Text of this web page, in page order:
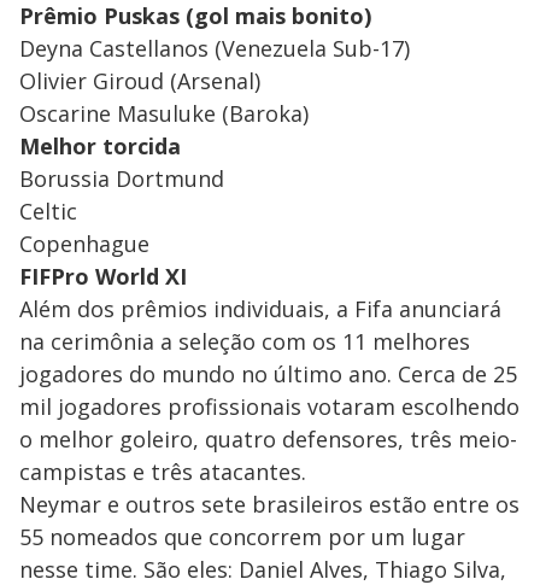
Prêmio Puskas (gol mais bonito)
Deyna Castellanos (Venezuela Sub-17)
Olivier Giroud (Arsenal)
Oscarine Masuluke (Baroka)
Melhor torcida
Borussia Dortmund
Celtic
Copenhague
FIFPro World XI
Além dos prêmios individuais, a Fifa anunciará
na cerimônia a seleção com os 11 melhores
jogadores do mundo no último ano. Cerca de 25
mil jogadores profissionais votaram escolhendo
o melhor goleiro, quatro defensores, três meio-
campistas e três atacantes.
Neymar e outros sete brasileiros estão entre os
55 nomeados que concorrem por um lugar
nesse time. São eles: Daniel Alves, Thiago Silva,